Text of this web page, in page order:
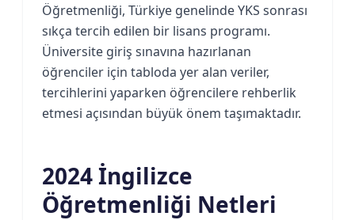
Öğretmenliği, Türkiye genelinde YKS sonrası
sıkça tercih edilen bir lisans programı.
Üniversite giriş sınavına hazırlanan
öğrenciler için tabloda yer alan veriler,
tercihlerini yaparken öğrencilere rehberlik
etmesi açısından büyük önem taşımaktadır.
2024 İngilizce
Öğretmenliği Netleri